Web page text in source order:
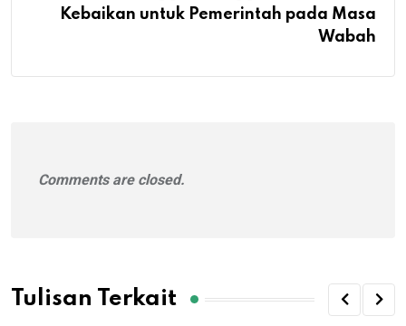
Kebaikan untuk Pemerintah pada Masa
Wabah
Comments are closed.
Tulisan Terkait